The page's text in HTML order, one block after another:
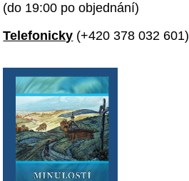
(do 19:00 po objednání)
Telefonicky (+420 378 032 601)